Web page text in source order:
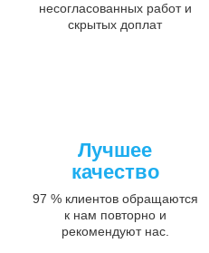
несогласованных работ и
скрытых доплат
Лучшее
качество
97 % клиентов обращаются
к нам повторно и
рекомендуют нас.